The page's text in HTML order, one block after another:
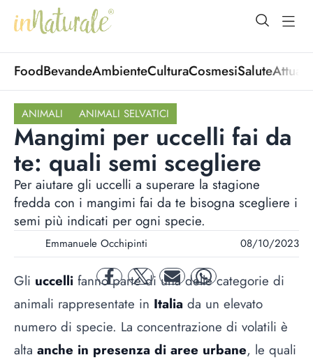
open
FoodBevandeAmbienteCulturaCosmesiSalute
ANIMALI ANIMALI SELVATICI
Mangimi per uccelli fai da
te: quali semi scegliere
Per aiutare gli uccelli a superare la stagione
fredda con i mangimi fai da te bisogna scegliere i
semi più indicati per ogni specie.
Emmanuele Occhipinti 08/10/2023
facebooktwitter mail whatsapp
Gli uccelli fanno parte di una delle categorie di
animali rappresentate in Italia da un elevato
numero di specie. La concentrazione di volatili è
alta anche in presenza di aree urbane, le quali